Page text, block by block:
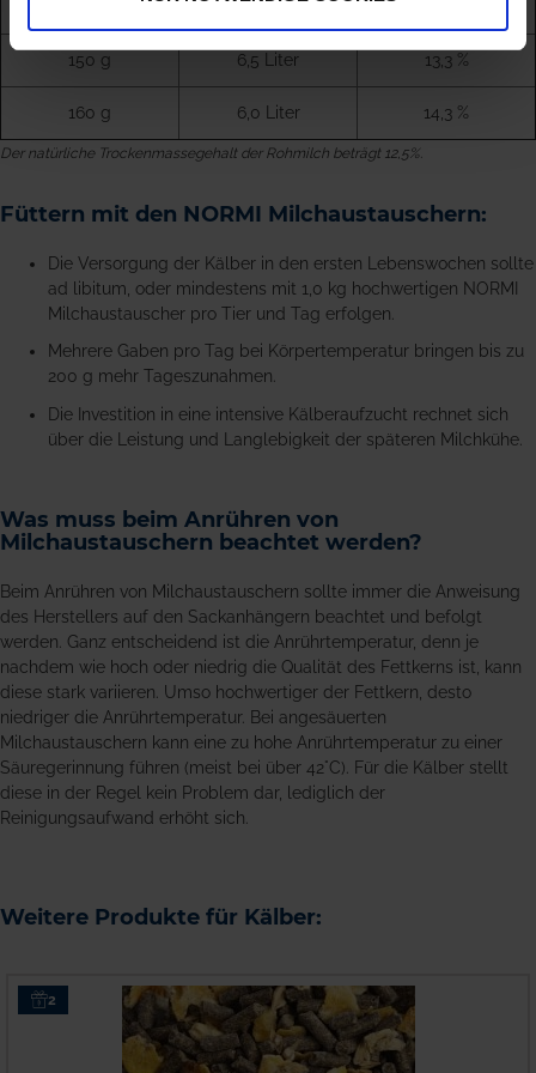
7,0 Liter
150 g 6,5 Liter 13,3 %
160 g 6,0 Liter 14,3 %
Der natürliche Trockenmassegehalt der Rohmilch beträgt 12,5%.
Füttern mit den NORMI Milchaustauschern:
Die Versorgung der Kälber in den ersten Lebenswochen sollte
ad libitum, oder mindestens mit 1,0 kg hochwertigen NORMI
Milchaustauscher pro Tier und Tag erfolgen.
Mehrere Gaben pro Tag bei Körpertemperatur bringen bis zu
200 g mehr Tageszunahmen.
Die Investition in eine intensive Kälberaufzucht rechnet sich
über die Leistung und Langlebigkeit der späteren Milchkühe.
Was muss beim Anrühren von
Milchaustauschern beachtet werden?
Beim Anrühren von Milchaustauschern sollte immer die Anweisung
des Herstellers auf den Sackanhängern beachtet und befolgt
werden. Ganz entscheidend ist die Anrührtemperatur, denn je
nachdem wie hoch oder niedrig die Qualität des Fettkerns ist, kann
diese stark variieren. Umso hochwertiger der Fettkern, desto
niedriger die Anrührtemperatur. Bei angesäuerten
Milchaustauschern kann eine zu hohe Anrührtemperatur zu einer
Säuregerinnung führen (meist bei über 42°C). Für die Kälber stellt
diese in der Regel kein Problem dar, lediglich der
Reinigungsaufwand erhöht sich.
Weitere Produkte für Kälber:
2